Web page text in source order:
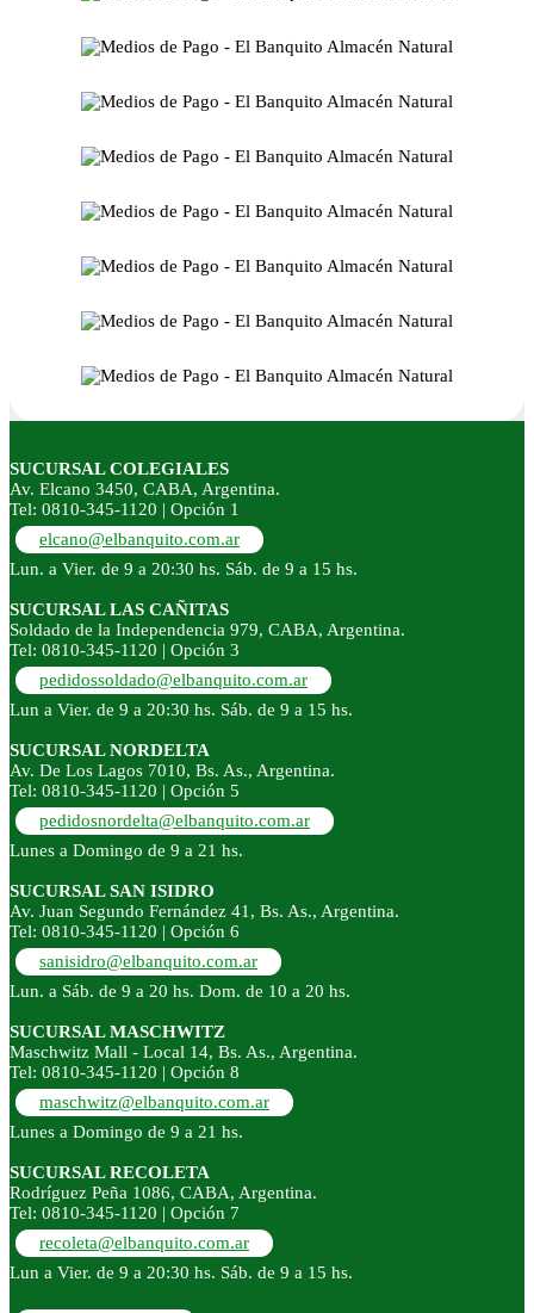
SUCURSAL COLEGIALES
Av. Elcano 3450, CABA, Argentina.
Tel: 0810-345-1120 | Opción 1
elcano@elbanquito.com.ar
Lun. a Vier. de 9 a 20:30 hs. Sáb. de 9 a 15 hs.
SUCURSAL LAS CAÑITAS
Soldado de la Independencia 979, CABA, Argentina.
Tel: 0810-345-1120 | Opción 3
pedidossoldado@elbanquito.com.ar
Lun a Vier. de 9 a 20:30 hs. Sáb. de 9 a 15 hs.
SUCURSAL NORDELTA
Av. De Los Lagos 7010, Bs. As., Argentina.
Tel: 0810-345-1120 | Opción 5
pedidosnordelta@elbanquito.com.ar
Lunes a Domingo de 9 a 21 hs.
SUCURSAL SAN ISIDRO
Av. Juan Segundo Fernández 41, Bs. As., Argentina.
Tel: 0810-345-1120 | Opción 6
sanisidro@elbanquito.com.ar
Lun. a Sáb. de 9 a 20 hs. Dom. de 10 a 20 hs.
SUCURSAL MASCHWITZ
Maschwitz Mall - Local 14, Bs. As., Argentina.
Tel: 0810-345-1120 | Opción 8
maschwitz@elbanquito.com.ar
Lunes a Domingo de 9 a 21 hs.
SUCURSAL RECOLETA
Rodríguez Peña 1086, CABA, Argentina.
Tel: 0810-345-1120 | Opción 7
recoleta@elbanquito.com.ar
Lun a Vier. de 9 a 20:30 hs. Sáb. de 9 a 15 hs.